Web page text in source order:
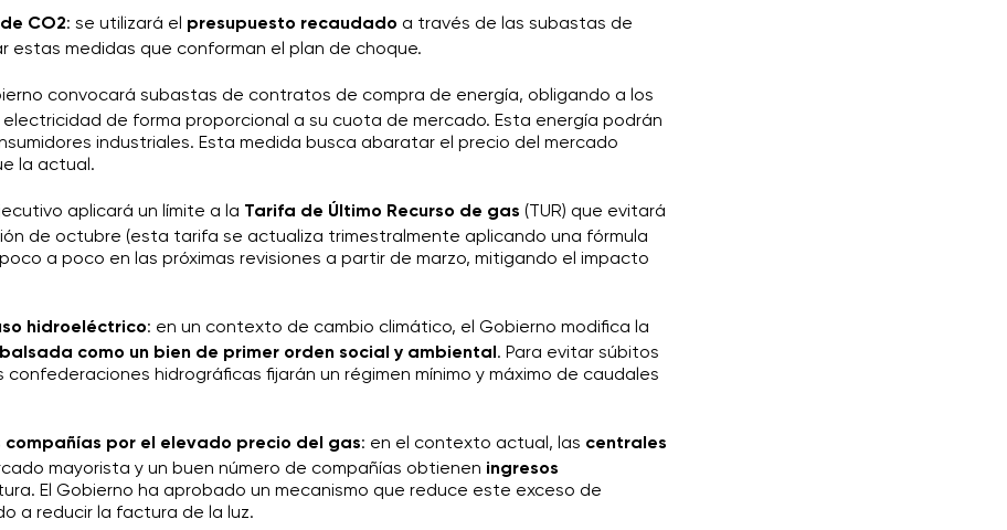
CO2: se utilizará el presupuesto recaudado a través de las subastas de
estas medidas que conforman el plan de choque.
convocará subastas de contratos de compra de energía, obligando a los
de forma proporcional a su cuota de mercado. Esta energía podrán
industriales. Esta medida busca abaratar el precio del mercado
la actual.
aplicará un límite a la Tarifa de Último Recurso de gas (TUR) que evitará
de octubre (esta tarifa se actualiza trimestralmente aplicando una fórmula
a poco en las próximas revisiones a partir de marzo, mitigando el impacto
hidroeléctrico: en un contexto de cambio climático, el Gobierno modifica la
como un bien de primer orden social y ambiental. Para evitar súbitos
hidrográficas fijarán un régimen mínimo y máximo de caudales
por el elevado precio del gas: en el contexto actual, las centrales
mayorista y un buen número de compañías obtienen ingresos
El Gobierno ha aprobado un mecanismo que reduce este exceso de
a reducir la factura de la luz.